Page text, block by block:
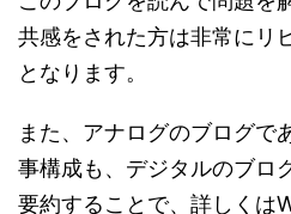
共感をされた方は非常にリ
となります。
また、アナログのブログで
事構成も、デジタルのブロ
要約することで、詳しくは